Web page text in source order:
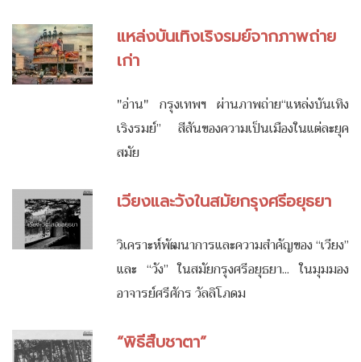
แหล่งบันเทิงเริงรมย์จากภาพถ่าย
เก่า
"อ่าน" กรุงเทพฯ ผ่านภาพถ่าย“แหล่งบันเทิง
เริงรมย์” สีสันของความเป็นเมืองในแต่ละยุค
สมัย
เวียงและวังในสมัยกรุงศรีอยุธยา
วิเคราะห์พัฒนาการและความสำคัญของ “เวียง”
และ “วัง” ในสมัยกรุงศรีอยุธยา... ในมุมมอง
อาจารย์ศรีศักร วัลลิโภดม
“พิธีสืบชาตา”